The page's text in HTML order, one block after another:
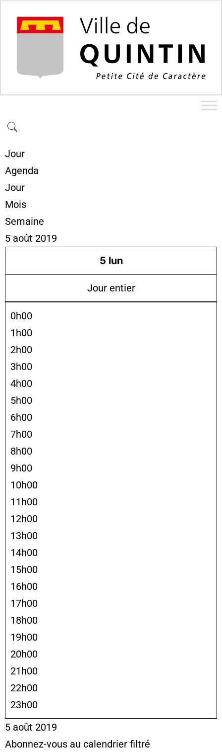
Jour
Agenda
Jour
Mois
Semaine
5 août 2019
5 lun
Jour entier
0h00
1h00
2h00
3h00
4h00
5h00
6h00
7h00
8h00
9h00
10h00
11h00
12h00
13h00
14h00
15h00
16h00
17h00
18h00
19h00
20h00
21h00
22h00
23h00
5 août 2019
Abonnez-vous au calendrier filtré